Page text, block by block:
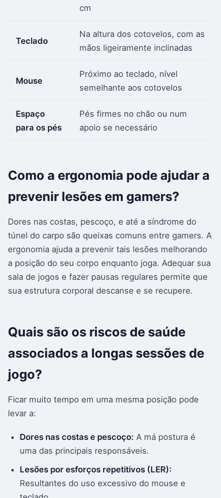
cm
Teclado
Na altura dos cotovelos, com as
mãos ligeiramente inclinadas
Mouse
Próximo ao teclado, nível
semelhante aos cotovelos
Espaço
para os pés
Pés firmes no chão ou num
apoio se necessário
Como a ergonomia pode ajudar a
prevenir lesões em gamers?
Dores nas costas, pescoço, e até a síndrome do
túnel do carpo são queixas comuns entre gamers. A
ergonomia ajuda a prevenir tais lesões melhorando
a posição do seu corpo enquanto joga. Adequar sua
sala de jogos e fazer pausas regulares permite que
sua estrutura corporal descanse e se recupere.
Quais são os riscos de saúde
associados a longas sessões de
jogo?
Ficar muito tempo em uma mesma posição pode
levar a:
Dores nas costas e pescoço: A má postura é
uma das principais responsáveis.
Lesões por esforços repetitivos (LER):
Resultantes do uso excessivo do mouse e